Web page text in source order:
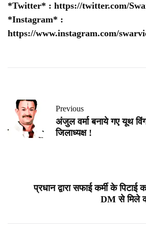
*Twitter* : https://twitter.com/
*Instagram* :
https://www.instagram.com/
Previous
अंजुल वर्मा बनाये गए यूथ
जिलाध्यक्ष !
प्रधान द्वारा सफाई कर्मी के पिटाई
DM से मिले